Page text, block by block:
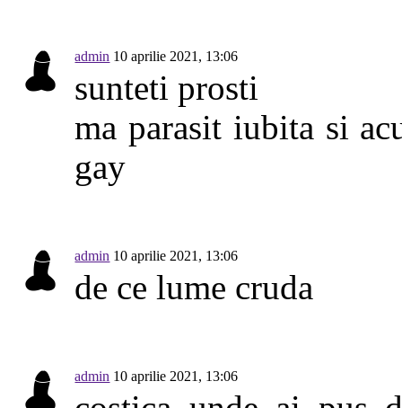
admin 10 aprilie 2021, 13:06
sunteti prosti
ma parasit iubita si
gay
admin 10 aprilie 2021, 13:06
de ce lume cruda
admin 10 aprilie 2021, 13:06